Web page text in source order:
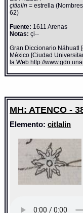
çitlalin= estrella
62)
Fuente: 1611 Arenas
Notas: çi--
Gran Diccionario Náhuatl
México [Ciudad
la Web http://
MH: ATENCO -
Elemento:citlalin